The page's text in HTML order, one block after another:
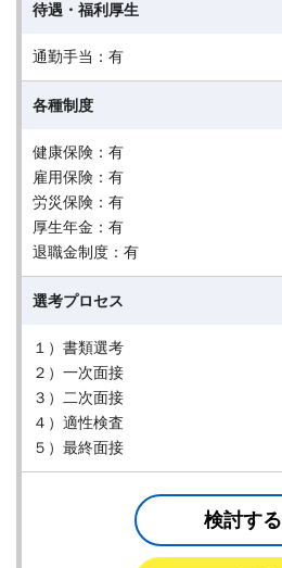
待遇・福利厚生
通勤手当：有
各種制度
健康保険：有
雇用保険：有
労災保険：有
厚生年金：有
退職金制度：有
選考プロセス
１）書類選考
２）一次面接
３）二次面接
４）適性検査
５）最終面接
検討する